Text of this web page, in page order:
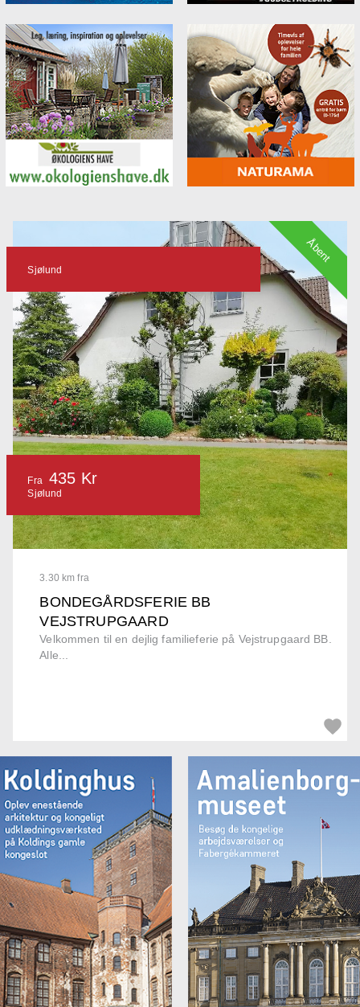
3.30 km fra
BONDEGÅRDSFERIE BB
VEJSTRUPGAARD
Velkommen til en dejlig familieferie på Vejstrupgaard BB.
Alle...
Sjølund
Fra 435 Kr
Sjølund
Åbent